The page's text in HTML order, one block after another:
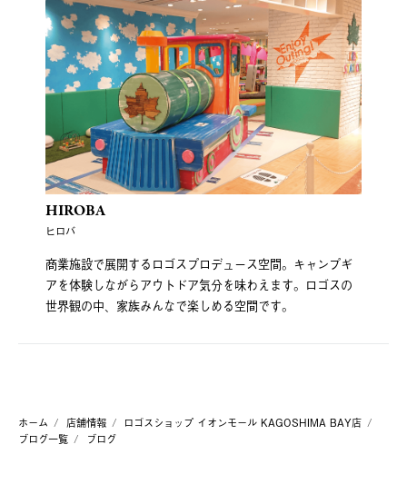
HIROBA
ヒロバ
商業施設で展開するロゴスプロデュース空間。キャンプギ
アを体験しながらアウトドア気分を味わえます。ロゴスの
世界観の中、家族みんなで楽しめる空間です。
ホーム 店舗情報
ロゴスショップ イオンモール KAGOSHIMA BAY店
ブログ一覧
ブログ